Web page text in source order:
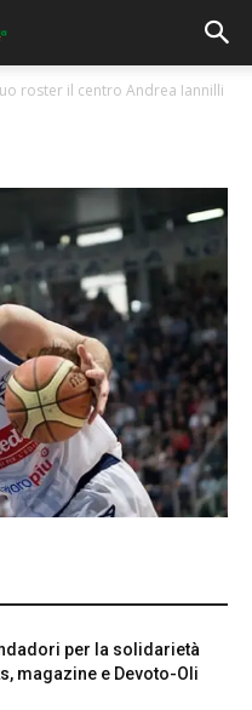
roster il centro Andrea Iannilli
per la solidarietà
magazine e Devoto-Oli